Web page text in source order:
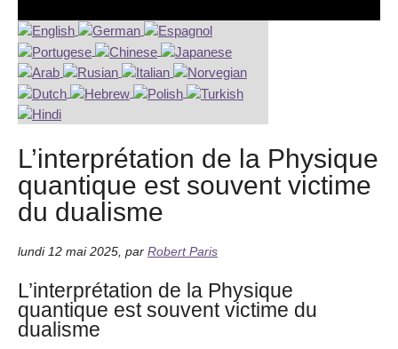
L’interprétation de la Physique
quantique est souvent victime
du dualisme
lundi 12 mai 2025 par Robert Paris
L’interprétation de la Physique
quantique est souvent victime du
dualisme